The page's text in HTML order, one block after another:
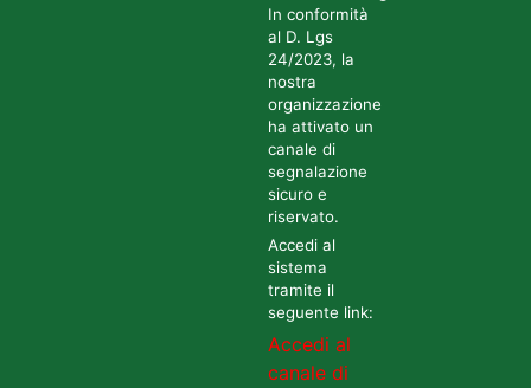
In conformità
al D. Lgs
24/2023, la
nostra
organizzazione
ha attivato un
canale di
segnalazione
sicuro e
riservato.
Accedi al
sistema
tramite il
seguente link:
Accedi al
canale di